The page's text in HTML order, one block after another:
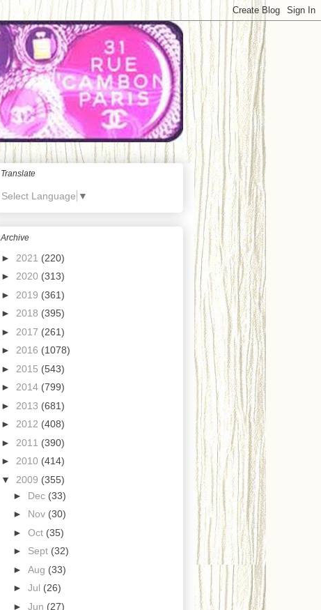
Translate
Select Language ▼
Archive
► 2021 (220)
► 2020 (313)
► 2019 (361)
► 2018 (395)
► 2017 (261)
► 2016 (1078)
► 2015 (543)
► 2014 (799)
► 2013 (681)
► 2012 (408)
► 2011 (390)
► 2010 (414)
▼ 2009 (355)
► Dec (33)
► Nov (30)
► Oct (35)
► Sept (32)
► Aug (33)
► Jul (26)
► Jun (27)